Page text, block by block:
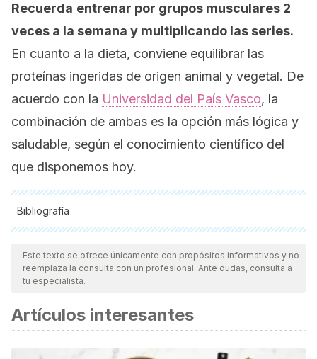
Recuerda entrenar por grupos musculares 2
veces a la semana y multiplicando las series.
En cuanto a la dieta, conviene equilibrar las
proteínas ingeridas de origen animal y vegetal. De
acuerdo con la Universidad del País Vasco, la
combinación de ambas es la opción más lógica y
saludable, según el conocimiento científico del
que disponemos hoy.
Bibliografía
Todas las fuentes citadas fueron revisadas a profundidad por
nuestro equipo, para asegurar su calidad, confiabilidad,
vigencia y validez.La bibliografía de este artículo fue
científica.
Atherton PJ, Smith K. Síntesis de proteínas musculares en
respuesta a la nutrición y el ejercicio.
El Diario de
Este texto se ofrece únicamente con propósitos informativos y no
reemplaza la consulta con un profesional. Ante dudas, consulta a
tu especialista.
Artículos interesantes